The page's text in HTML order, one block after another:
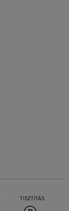
TISZTÍTÁS